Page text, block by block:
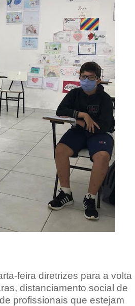
feira diretrizes para a volta
distanciamento social de
profissionais que estejam